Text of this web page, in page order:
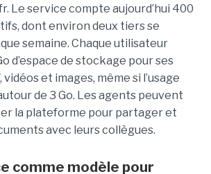
Le service compte aujourd’hui 400
dont environ deux tiers se
semaine. Chaque utilisateur
d’espace de stockage pour ses
vidéos et images, même si l’usage
de 3 Go. Les agents peuvent
la plateforme pour partager et
avec leurs collègues.
comme modèle pour